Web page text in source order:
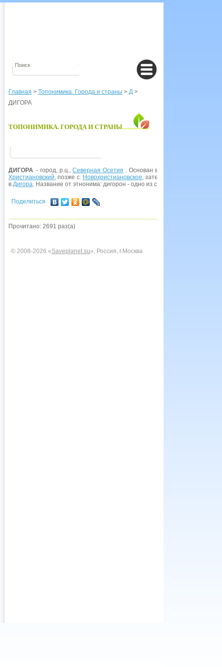
Главная > Топонимика. Города и страны > Д >
ДИГОРА
ТОПОНИМИКА. ГОРОДА И СТРАНЫ
ДИГОРА - город, р.ц.,Северная Осетия . Основан в 1852 г. как аул
Христиановский, позже с. Новохристиановское, затем
в Дигора. Название от этнонима: дигорон - одно из самоназсаний осетин.
Поделиться
Прочитано: 2691 раз(а)
© 2008-2026 «Saveplanet.su», Россия, г.Москва